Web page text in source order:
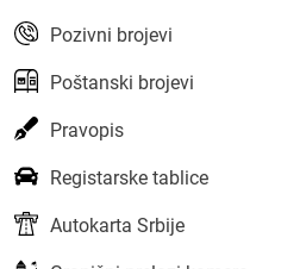
Pozivni brojevi
Poštanski brojevi
Pravopis
Registarske tablice
Autokarta Srbije